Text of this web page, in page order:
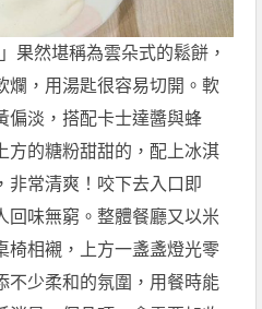
」果然堪稱為雲朵式的鬆餅，
爛，用湯匙很容易切開。軟
偏淡，搭配卡士達醬與蜂
方的糖粉甜甜的，配上冰淇
非常清爽！咬下去入口即
回味無窮。整體餐廳又以米
椅相襯，上方一盞盞燈光零
不少柔和的氛圍，用餐時能